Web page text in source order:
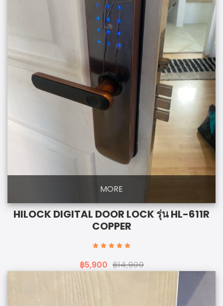
MORE
HILOCK DIGITAL DOOR LOCK รุ่น HL-611R
COPPER
฿5,900 ฿14,900